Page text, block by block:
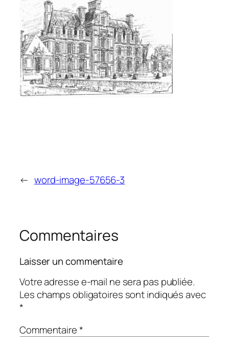
← word-image-57656-3
Commentaires
Laisser un commentaire
Votre adresse e-mail ne sera pas publiée.
Les champs obligatoires sont indiqués avec
*
Commentaire*